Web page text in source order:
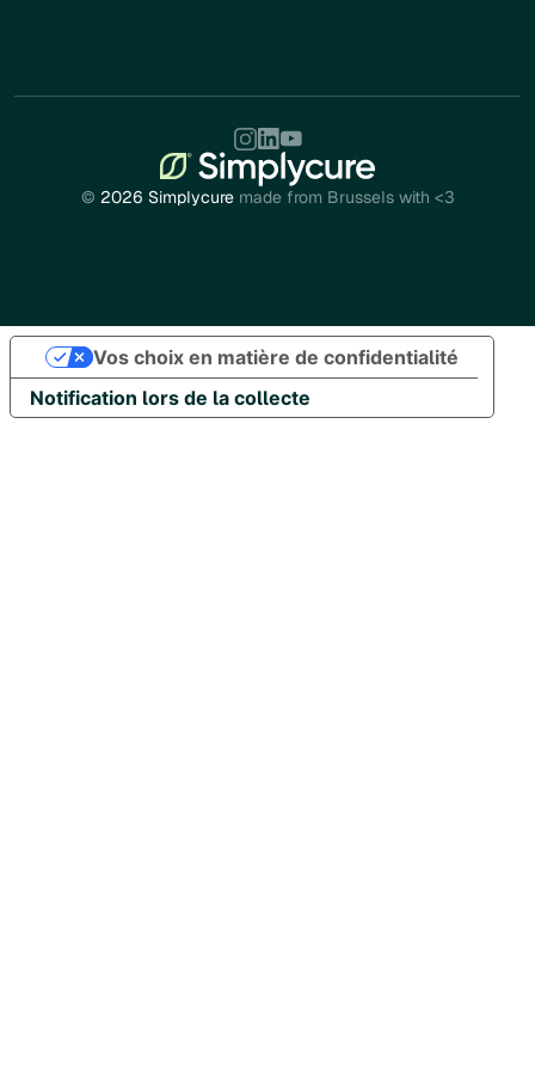
© 2026 Simplycuremade from Brussels with <3
Notification lors de la collecte
Vos choix en matière de confidentialité